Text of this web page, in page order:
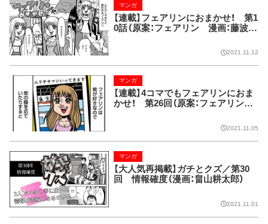
【連載】フェアリンにおまかせ！ 第1
0話（原案：フェアリン 漫画：藤波俊
マンガ
2021.11.12
【連載】4コマでもフェアリンにおま
かせ！ 第26回（原案：フェアリン
マンガ
2021.11.05
【大人気再掲載】ガチとクズ／第30
回 情報確度（漫画：畠山耕太郎）
マンガ
2021.11.01